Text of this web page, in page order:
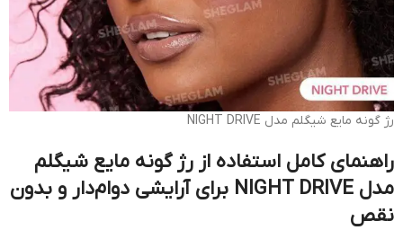
رژ گونه مایع شیگلم مدل NIGHT DRIVE
راهنمای کامل استفاده از رژ گونه مایع شیگلم
مدل NIGHT DRIVE برای آرایشی دوام‌دار و بدون
نقص